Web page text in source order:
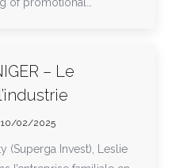
– Le
10/02/2025
(Superga Invest), Leslie